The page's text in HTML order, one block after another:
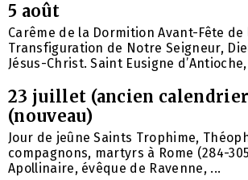
5 août
Carême de la Dormition Avant-Fête de
Transfiguration de Notre Seigneur,
Jésus-Christ. Saint Eusigne
23 juillet (ancien
(nouveau)
Jour de jeûne Saints Trophime,
compagnons, martyrs à Rome (284-
Apollinaire, évêque de Ravenne, ...